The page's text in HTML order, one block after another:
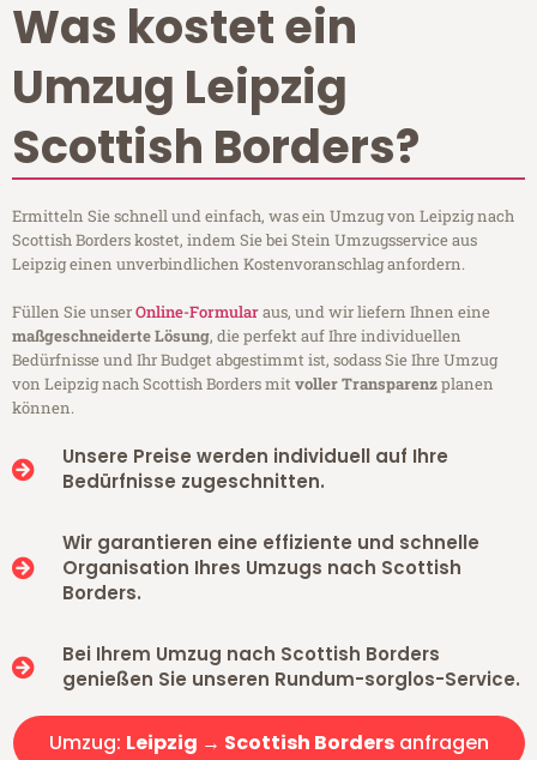
Was kostet ein
Umzug Leipzig
Scottish Borders?
Ermitteln Sie schnell und einfach, was ein Umzug von Leipzig nach
Scottish Borders kostet, indem Sie bei Stein Umzugsservice aus
Leipzig einen unverbindlichen Kostenvoranschlag anfordern.
Füllen Sie unserOnline-Formularaus, und wir liefern Ihnen eine
maßgeschneiderte Lösung, die perfekt auf Ihre individuellen
Bedürfnisse und Ihr Budget abgestimmt ist, sodass Sie Ihre Umzug
von Leipzig nach Scottish Borders mitvoller Transparenzplanen
können.
Unsere Preise werden individuell auf Ihre
Bedürfnisse zugeschnitten.
Wir garantieren eine effiziente und schnelle
Organisation Ihres Umzugs nach Scottish
Borders.
Bei Ihrem Umzug nach Scottish Borders
genießen Sie unseren Rundum-sorglos-Service.
Umzug: Leipzig → Scottish Bordersanfragen